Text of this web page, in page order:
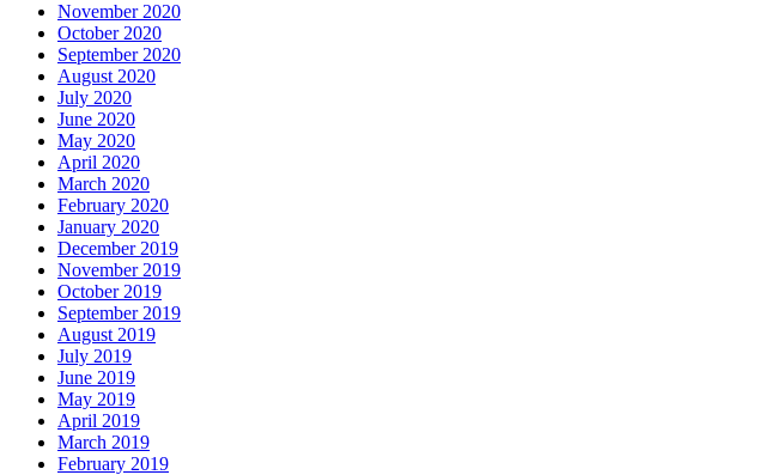
November 2020
October 2020
September 2020
August 2020
July 2020
June 2020
May 2020
April 2020
March 2020
February 2020
January 2020
December 2019
November 2019
October 2019
September 2019
August 2019
July 2019
June 2019
May 2019
April 2019
March 2019
February 2019